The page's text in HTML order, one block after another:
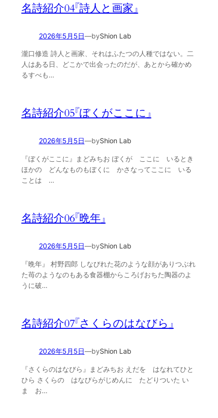
名詩紹介04『詩人と画家』
2026年5月5日—byShion Lab
瀧口修造 詩人と画家、それはふたつの人種ではない。二
人はある日、どこかで出会ったのだが、あとから確かめ
るすべも…
名詩紹介05『ぼくがここに』
2026年5月5日—byShion Lab
『ぼくがここに』まどみちお ぼくが ここに いるとき
ほかの どんなものもぼくに かさなってここに いる
ことは …
名詩紹介06『晩年』
2026年5月5日—byShion Lab
『晩年』 村野四郎 しなびれた花のような顔がありつぶれ
た苺のようなのもある食器棚からころげおちた陶器のよ
うに破…
名詩紹介07『さくらのはなびら』
2026年5月5日—byShion Lab
『さくらのはなびら』まどみちお えだを はなれてひと
ひら さくらの はなびらがじめんに たどりついた い
ま お…